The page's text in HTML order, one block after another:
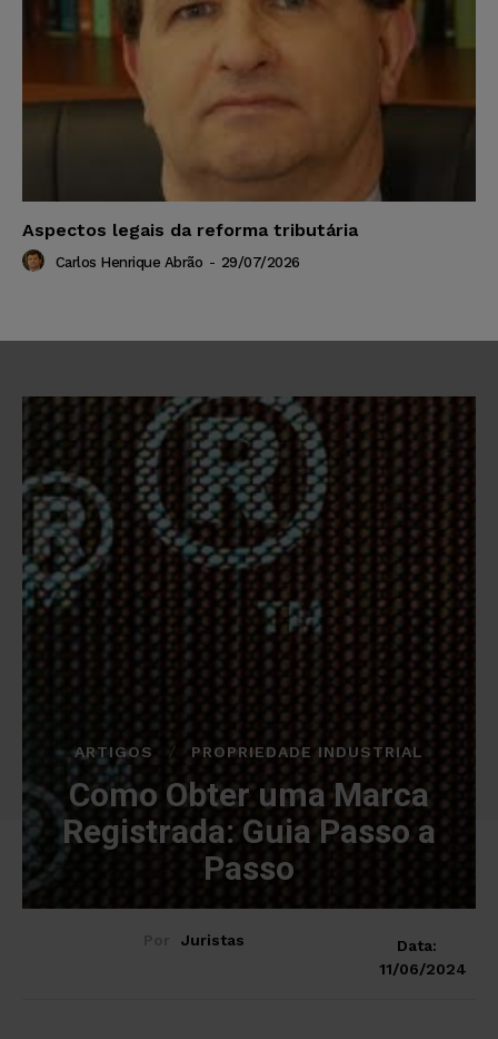
Aspectos legais da reforma tributária
Carlos Henrique Abrão - 29/07/2026